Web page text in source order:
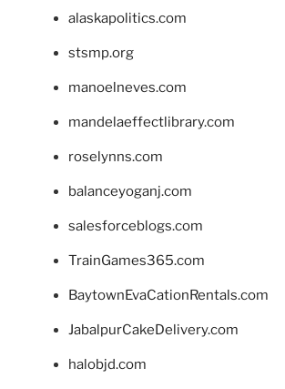
alaskapolitics.com
stsmp.org
manoelneves.com
mandelaeffectlibrary.com
roselynns.com
balanceyoganj.com
salesforceblogs.com
TrainGames365.com
BaytownEvaCationRentals.com
JabalpurCakeDelivery.com
halobjd.com